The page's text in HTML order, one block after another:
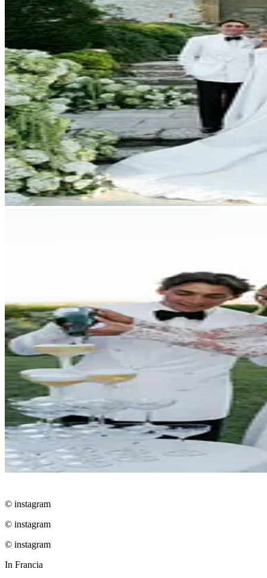
© instagram
© instagram
© instagram
In Francia